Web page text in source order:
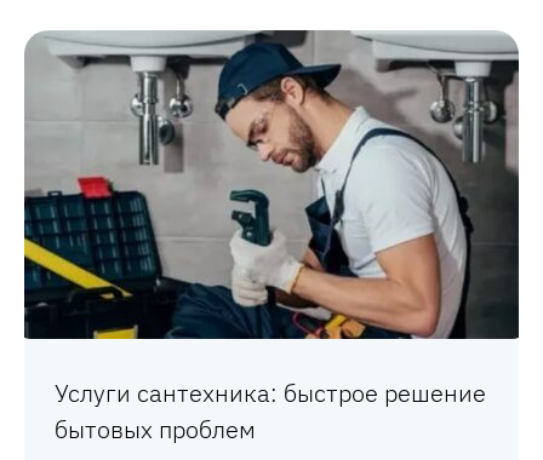
Услуги сантехника: быстрое решение
бытовых проблем